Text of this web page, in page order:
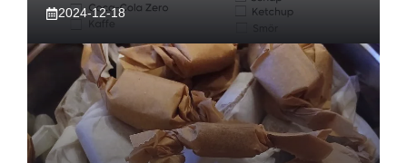
2024-12-18